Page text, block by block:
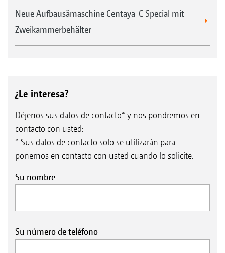
Neue Aufbausämaschine Centaya-C Special mit
Zweikammerbehälter
¿Le interesa?
Déjenos sus datos de contacto* y nos pondremos en
contacto con usted:
* Sus datos de contacto solo se utilizarán para
ponernos en contacto con usted cuando lo solicite.
Su nombre
Su número de teléfono